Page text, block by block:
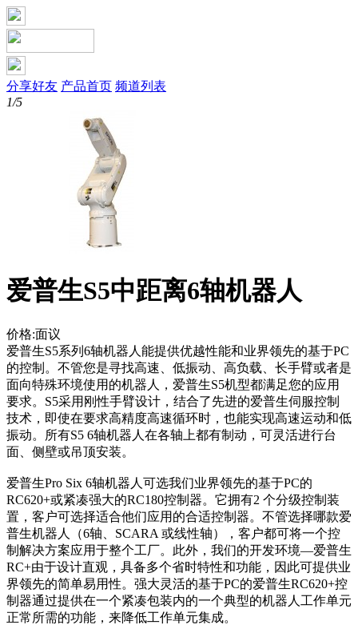
分享好友 产品首页 频道列表
1/5
爱普生S5中距离6轴机器人
价格:面议
爱普生S5系列6轴机器人能提供优越性能和业界领先的基于PC
的控制。不管您是寻找高速、低振动、高负载、长手臂或者是
面向特殊环境使用的机器人，爱普生S5机型都满足您的应用
要求。S5采用刚性手臂设计，结合了先进的爱普生伺服控制
技术，即使在要求高精度高速循环时，也能实现高速运动和低
振动。所有S5 6轴机器人在各轴上都有制动，可灵活进行台
面、侧壁或吊顶安装。
爱普生Pro Six 6轴机器人可选我们业界领先的基于PC的
RC620+或紧凑强大的RC180控制器。它拥有2 个分级控制装
置，客户可选择适合他们应用的合适控制器。不管选择哪款爱
普生机器人（6轴、SCARA 或线性轴），客户都可将一个控
制解决方案应用于整个工厂。此外，我们的开发环境—爱普生
RC+由于设计直观，具备多个省时特性和功能，因此可提供业
界领先的简单易用性。强大灵活的基于PC的爱普生RC620+控
制器通过提供在一个紧凑包装内的一个典型的机器人工作单元
正常所需的功能，来降低工作单元集成。